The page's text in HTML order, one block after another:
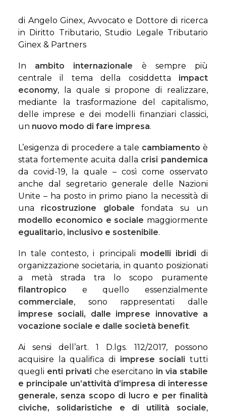
di Angelo Ginex, Avvocato e Dottore di ricerca
in Diritto Tributario, Studio Legale Tributario
Ginex & Partners
In ambito internazionale è sempre più
centrale il tema della cosiddetta impact
economy, la quale si propone di realizzare,
mediante la trasformazione del capitalismo,
delle imprese e dei modelli finanziari classici,
un nuovo modo di fare impresa.
L’esigenza di procedere a tale cambiamento è
stata fortemente acuita dalla crisi pandemica
da covid-19, la quale – così come osservato
anche dal segretario generale delle Nazioni
Unite – ha posto in primo piano la necessità di
una ricostruzione globale fondata su un
modello economico e sociale maggiormente
egualitario, inclusivo e sostenibile.
In tale contesto, i principali modelli ibridi di
organizzazione societaria, in quanto posizionati
a metà strada tra lo scopo puramente
filantropico e quello essenzialmente
commerciale, sono rappresentati dalle
imprese sociali, dalle imprese innovative a
vocazione sociale e dalle società benefit.
Ai sensi dell’art. 1 D.lgs. 112/2017, possono
acquisire la qualifica di imprese sociali tutti
quegli enti privati che esercitano in via stabile
e principale un’attività d’impresa di interesse
generale, senza scopo di lucro e per finalità
civiche, solidaristiche e di utilità sociale,